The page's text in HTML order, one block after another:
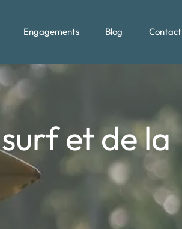
Engagements Blog Contact
et de la